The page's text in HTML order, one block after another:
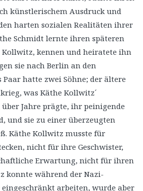
künstlerischem Ausdruck und
harten sozialen Realitäten ihrer
Schmidt lernte ihren späteren
kennen und heiratete ihn
sie nach Berlin an den
Paar hatte zwei Söhne; der ältere
was Käthe Kollwitz´
Jahre prägte, ihr peinigende
und sie zu einer überzeugten
Käthe Kollwitz musste für
nicht für ihre Geschwister,
Erwartung, nicht für ihren
konnte während der Nazi-
arbeiten, wurde aber